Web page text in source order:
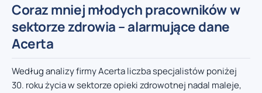
Coraz mniej młodych pracowników w
sektorze zdrowia – alarmujące dane
Acerta
Według analizy firmy Acerta liczba specjalistów poniżej
30. roku życia w sektorze opieki zdrowotnej nadal maleje,